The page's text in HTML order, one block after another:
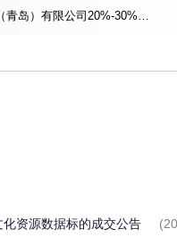
青岛）有限公司20%-30%股权转
资源数据标的成交公告